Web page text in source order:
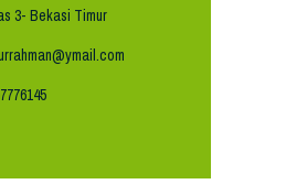
3- Bekasi Timur